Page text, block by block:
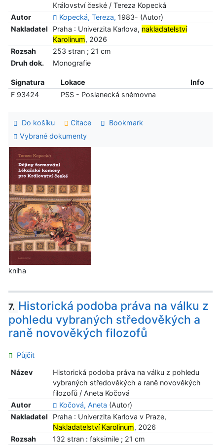
Království české / Tereza Kopecká
Autor
Kopecká, Tereza, 1983- (Autor)
Nakladatel
Praha : Univerzita Karlova, nakladatelství
Karolinum, 2026
Rozsah
253 stran ; 21 cm
Druh dok.
Monografie
Signatura Lokace
Info
F 93424
PSS - Poslanecká sněmovna
Do košíku Citace
Bookmark
Vybrané dokumenty
kniha
7. Historická podoba práva na válku z
pohledu vybraných středověkých a
raně novověkých filozofů
Půjčit
Název
Historická podoba práva na válku z pohledu
vybraných středověkých a raně novověkých
filozofů / Aneta Kočová
Autor
Kočová, Aneta (Autor)
Nakladatel
Praha : Univerzita Karlova v Praze,
Nakladatelství Karolinum, 2026
Rozsah
132 stran : faksimile ; 21 cm